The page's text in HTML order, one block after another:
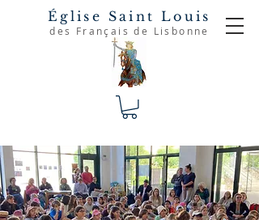
Église Saint Louis
des Français de Lisbonne